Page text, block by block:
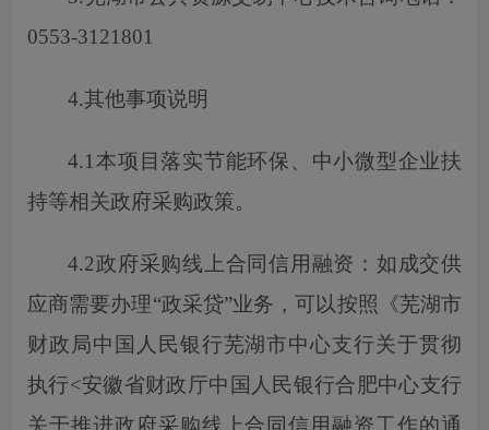
0553-3121801
4.其他事项说明
4.1本项目落实节能环保、中小微型企业扶
持等相关政府采购政策。
4.2政府采购线上合同信用融资：如成交供
应商需要办理“政采贷”业务，可以按照《芜湖市
财政局中国人民银行芜湖市中心支行关于贯彻
执行<安徽省财政厅中国人民银行合肥中心支行
关于推进政府采购线上合同信用融资工作的通